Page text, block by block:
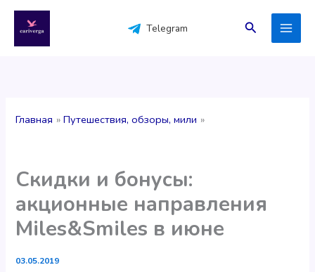
содержимому
Telegram Поиск
Главная Путешествия, обзоры, мили
Скидки и бонусы:
акционные направления
Miles&Smiles в июне
03.05.2019